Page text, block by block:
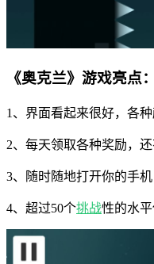
《奥克兰》游戏亮点：
1、界面看起来很好，各
2、每天领取各种奖励，
3、随时随地打开你的手
4、超过50个挑战性的水平